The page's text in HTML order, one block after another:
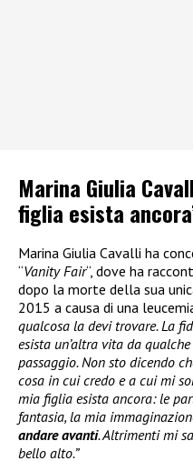
Marina Giulia
figlia esista
Marina Giulia Cavalli ha
“Vanity Fair“, dove ha
dopo la morte della sua
2015 a causa di una
qualcosa la devi trovare. La
esista un’altra vita da
passaggio. Non sto dicendo
cosa in cui credo e a cui mi
mia figlia esista ancora: le
fantasia, la mia
andare avanti. Altrimenti mi
bello alto.”